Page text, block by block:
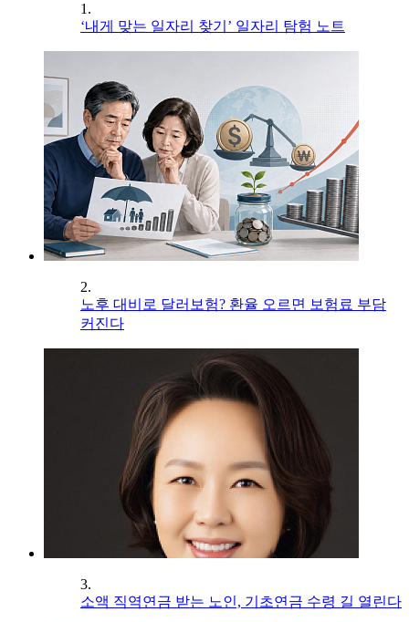
1.
‘내게 맞는 일자리 찾기’ 일자리 탐험 노트
2.
노후 대비로 달러보험? 환율 오르면 보험료 부담
커진다
3.
소액 직역연금 받는 노인, 기초연금 수령 길 열린다